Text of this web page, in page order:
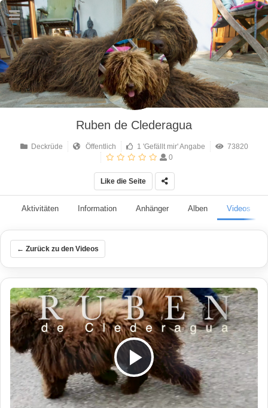
Ruben de Clederagua
Deckrüde Öffentlich 1 'Gefällt mir' Angabe
73820
0
Like die Seite
Aktivitäten Information Anhänger Alben Videos
← Zurück zu den Videos
Play Video